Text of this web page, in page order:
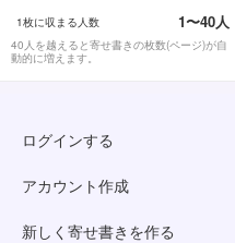
1枚に収まる人数 1〜40人
40人を越えると寄せ書きの枚数(ページ)が自
動的に増えます。
ログインする
アカウント作成
新しく寄せ書きを作る